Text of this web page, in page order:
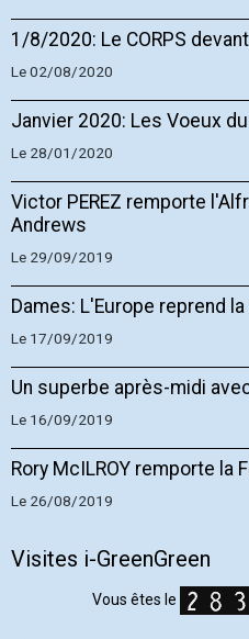
1/8/2020: Le CORPS
Le 02/08/2020
Janvier 2020: Les Voeux
Le 28/01/2020
Victor PEREZ remporte
Andrews
Le 29/09/2019
Dames: L'Europe reprend
Le 17/09/2019
Un superbe après-midi
Le 16/09/2019
Rory McILROY remporte la
Le 26/08/2019
Visites i-GreenGreen
Vous êtes le